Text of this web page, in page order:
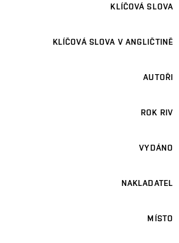
KLÍČOVÁ SLOVA
KLÍČOVÁ SLOVA V ANGLIČTINĚ
AUTOŘI
ROK RIV
VYDÁNO
NAKLADATEL
MÍSTO